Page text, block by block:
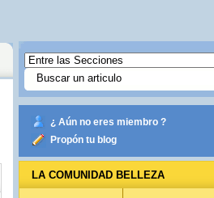
¿ Aún no eres miembro ?
Propón tu blog
LA COMUNIDAD BELLEZA